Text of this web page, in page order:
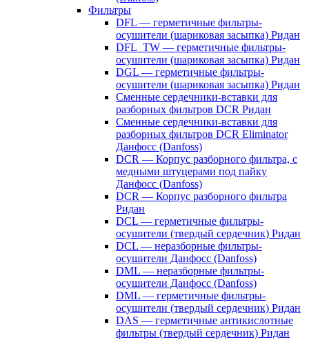
Фильтры
DFL — герметичные фильтры-
осушители (шариковая засыпка) Ридан
DFL_TW — герметичные фильтры-
осушители (шариковая засыпка) Ридан
DGL — герметичные фильтры-
осушители (шариковая засыпка) Ридан
Сменные сердечники-вставки для
разборных фильтров DCR Ридан
Сменные сердечники-вставки для
разборных фильтров DCR Eliminator
Данфосс (Danfoss)
DCR — Корпус разборного фильтра, с
медными штуцерами под пайку
Данфосс (Danfoss)
DCR — Корпус разборного фильтра
Ридан
DCL — герметичные фильтры-
осушители (твердый сердечник) Ридан
DCL — неразборные фильтры-
осушители Данфосс (Danfoss)
DML — неразборные фильтры-
осушители Данфосс (Danfoss)
DML — герметичные фильтры-
осушители (твердый сердечник) Ридан
DAS — герметичные антикислотные
фильтры (твердый сердечник) Ридан